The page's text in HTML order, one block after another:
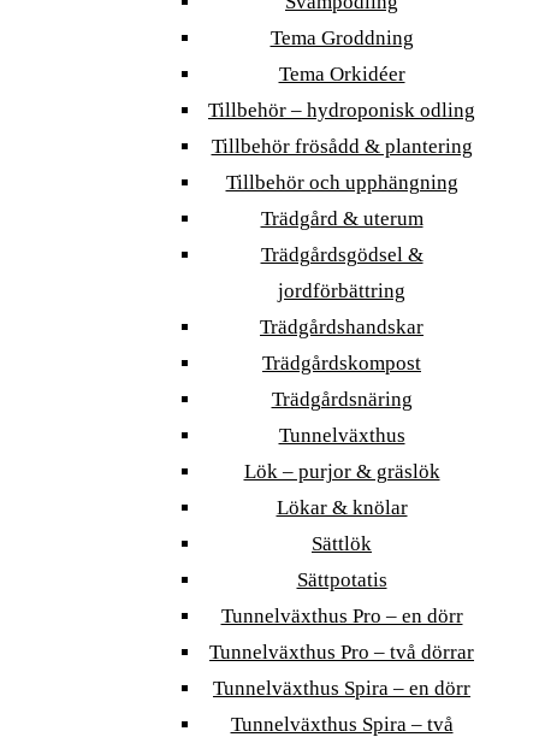
Tema Groddning
Tema Orkidéer
Tillbehör – hydroponisk odling
Tillbehör frösådd & plantering
Tillbehör och upphängning
Trädgård & uterum
Trädgårdsgödsel &
jordförbättring
Trädgårdshandskar
Trädgårdskompost
Trädgårdsnäring
Tunnelväxthus
Lök – purjor & gräslök
Lökar & knölar
Sättlök
Sättpotatis
Tunnelväxthus Pro – en dörr
Tunnelväxthus Pro – två dörrar
Tunnelväxthus Spira – en dörr
Tunnelväxthus Spira – två